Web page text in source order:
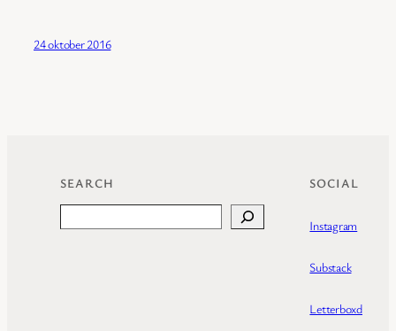
24 oktober 2016
SEARCH SOCIAL
Instagram
Substack
Letterboxd